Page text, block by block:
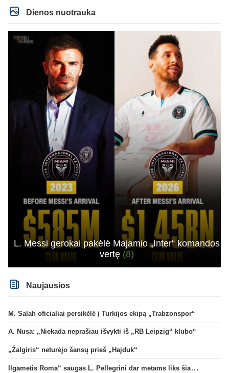
Dienos nuotrauka
L. Messi gerokai pakėlė Majamio „Inter“ komandos
vertę (8)
Naujausios
M. Salah oficialiai persikėlė į Turkijos ekipą „Trabzonspor“
A. Nusa: „Niekada neprašiau išvykti iš „RB Leipzig“ klubo“
„Žalgiris“ neturėjo šansų prieš „Hajduk“
Ilgametis Roma“ saugas L. Pellegrini dar metams liks šiame klube